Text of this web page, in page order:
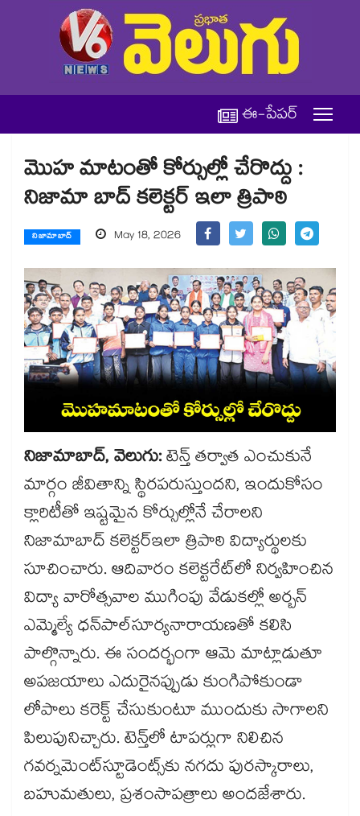
ఈ-పేపర్
మొహ మాటంతో కోర్సుల్లో చేరొద్దు :
నిజామా బాద్ కలెక్టర్ ఇలా త్రిపాఠి
నిజామాబాద్ May 18, 2026
నిజామాబాద్, వెలుగు:టెన్త్ తర్వాత ఎంచుకునే
మార్గం జీవితాన్ని స్థిరపరుస్తుందని, ఇందుకోసం
క్లారిటీతో ఇష్టమైన కోర్సుల్లోనే చేరాలని
నిజామాబాద్ ​కలెక్టర్​ఇలా త్రిపాఠి విద్యార్థులకు
సూచించారు. ఆదివారం కలెక్టరేట్​లో నిర్వహించిన
విద్యా వారోత్సవాల ముగింపు వేడుకల్లో అర్బన్​
ఎమ్మెల్యే ధన్​పాల్​సూర్యనారాయణతో కలిసి
పాల్గొన్నారు. ఈ సందర్భంగా ఆమె మాట్లాడుతూ
అపజయాలు ఎదురైనప్పుడు కుంగిపోకుండా
లోపాలు కరెక్ట్​ చేసుకుంటూ ముందుకు సాగాలని
పిలుపునిచ్చారు. టెన్త్​లో టాపర్లుగా నిలిచిన
గవర్నమెంట్​స్టూడెంట్స్​కు నగదు పురస్కారాలు,
బహుమతులు, ప్రశంసాపత్రాలు అందజేశారు.